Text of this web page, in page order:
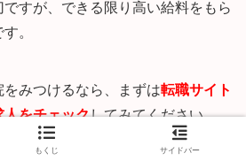
すが、できる限り高い給料をもら
。
みつけるなら、まずは転職サイト
人をチェックしてみてください。
もくじ サイドバー